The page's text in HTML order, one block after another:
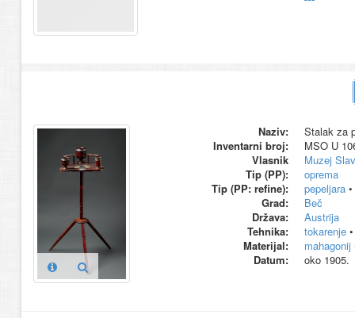
Naziv:
Stalak za
Inventarni broj:
MSO U
Vlasnik
Muzej
Tip (PP):
oprema
Tip (PP: refine):
pepeljara•
Grad:
Beč
Država:
Austrija
Tehnika:
tokarenje
Materijal:
mahagonij
Datum:
oko 1905.